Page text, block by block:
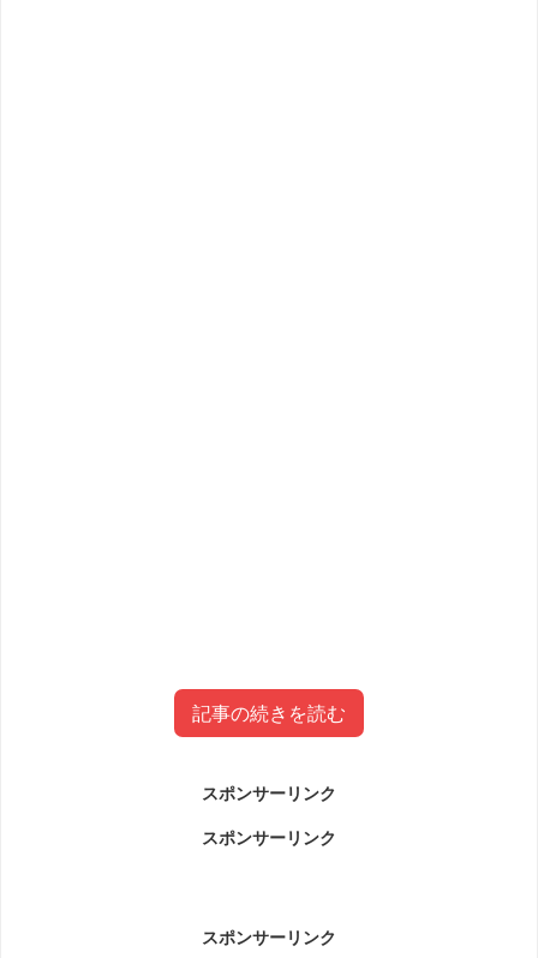
記事の続きを読む
横内和人(テレビ山梨情報番組)についてです。
スポンサーリンク
スポンサーリンク
スポンサーリンク